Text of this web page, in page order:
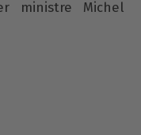
ministre Michel